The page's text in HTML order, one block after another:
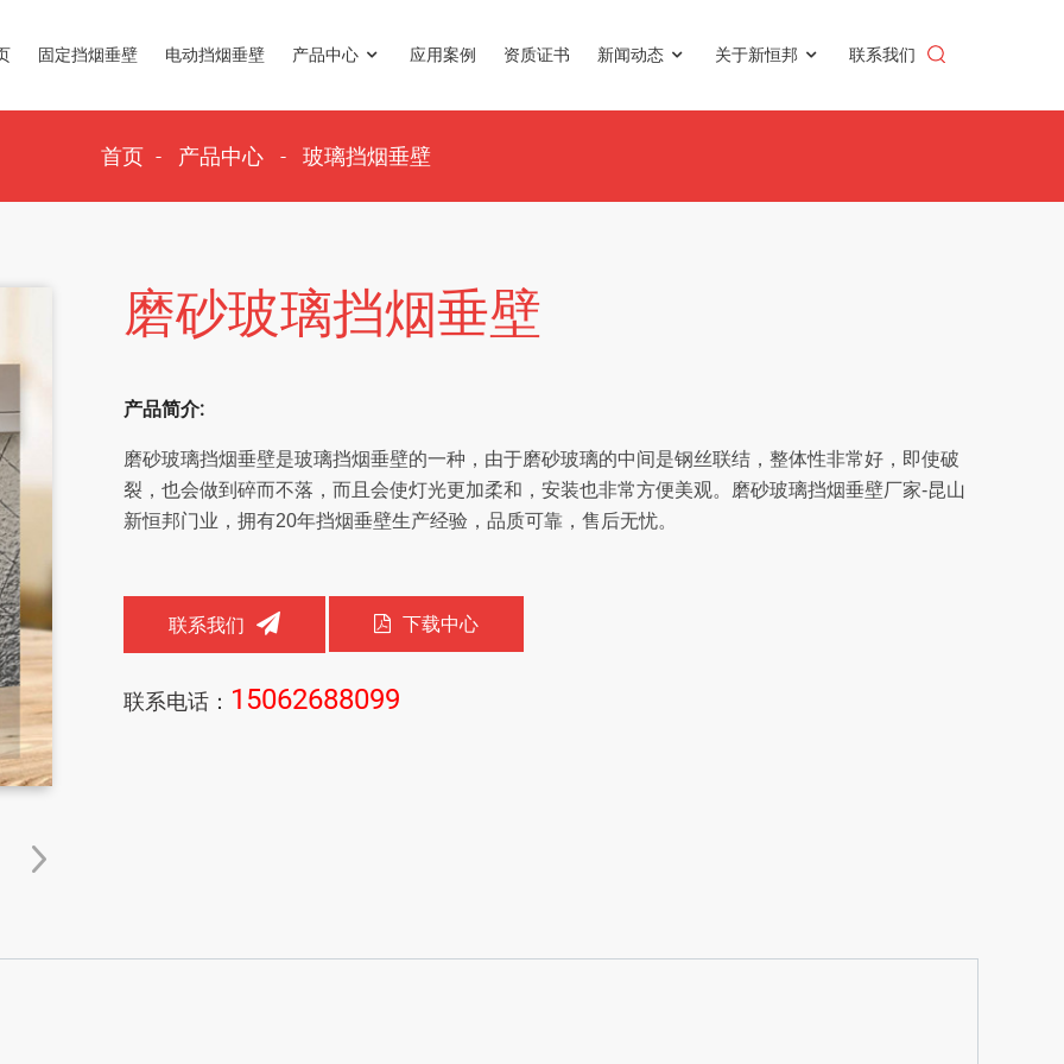
固定挡烟垂壁 电动挡烟垂壁 产品中心 应用案例 资质证书 新闻动态 关于新恒邦 联系我们
首页 产品中心 玻璃挡烟垂壁
磨砂玻璃挡烟垂壁
产品简介:
磨砂玻璃挡烟垂壁是玻璃挡烟垂壁的一种，由于磨砂玻璃的中间是钢丝联结，整体性非常好，即使破
裂，也会做到碎而不落，而且会使灯光更加柔和，安装也非常方便美观。磨砂玻璃挡烟垂壁厂家-昆山
新恒邦门业，拥有20年挡烟垂壁生产经验，品质可靠，售后无忧。
联系我们 下载中心
联系电话： 15062688099